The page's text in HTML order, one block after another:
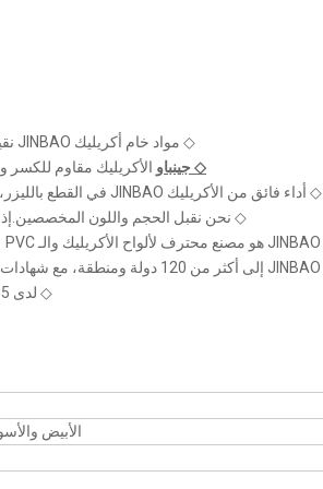
◇ مواد خام أكريليك JINBAO نقية من Mitsubishi / Lucite ، مما يضمن الجودة من مصدر الإنتاج!
◇ جينباو الأكريليك مقاوم
◇ أداء فائق من الأكريليك JINBAO في القطع بالليزر، الطباعة بالأشعة فوق البنفسجية، الغراء بدون صدع، بدون أصفر!
◇ نحن نقبل الحجم واللون
◇ لدى JINBAO 35 خط إنتاج أكريليك بقوة إنتاج قوية ووقت تسليم قصير.
الأبيض